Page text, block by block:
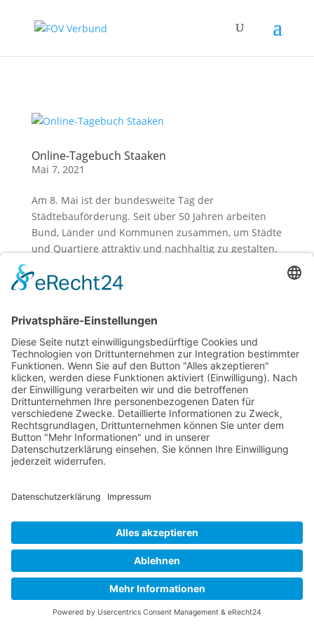
Online-Tagebuch Staaken
Mai 7, 2021
Am 8. Mai ist der bundesweite Tag der
Städtebauförderung. Seit über 50 Jahren arbeiten
Bund, Länder und Kommunen zusammen, um Städte
und Quartiere attraktiv und nachhaltig zu gestalten.
die Möglichkeit, eigene...
Buy now